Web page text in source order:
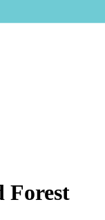
Forest